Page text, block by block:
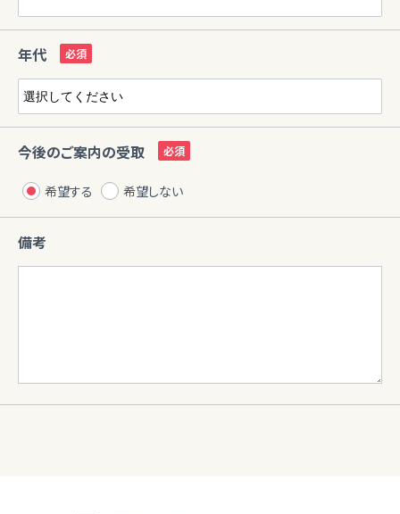
年代
今後のご案内の受取
希望する 希望しない
備考